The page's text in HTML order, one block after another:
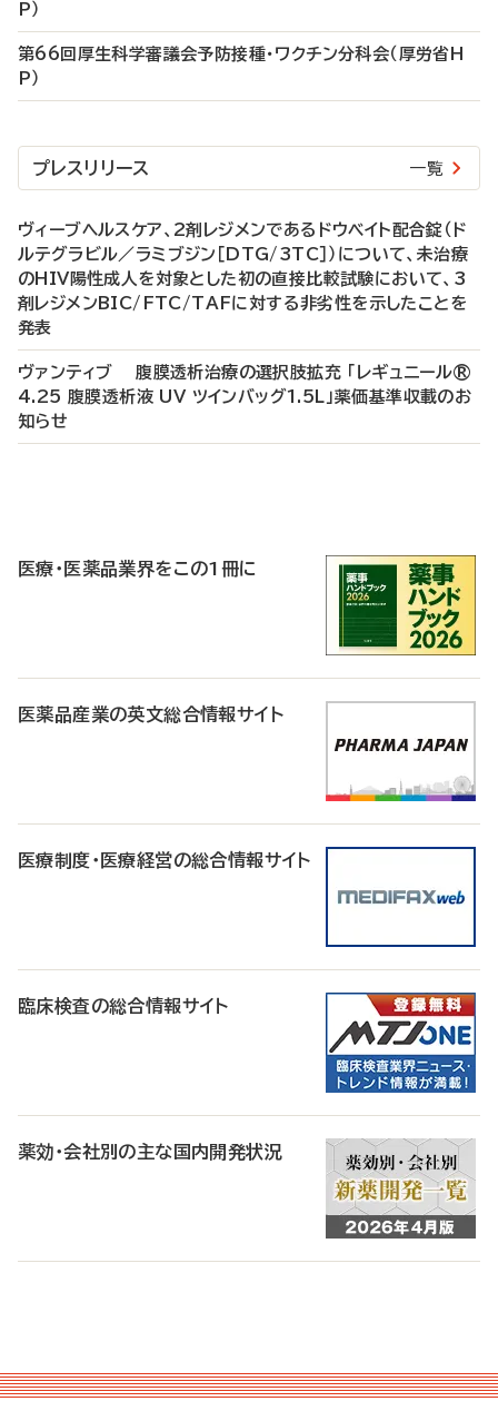
P）
第66回厚生科学審議会予防接種・ワクチン分科会（厚労省H
P）
プレスリリース 一覧
ヴィーブヘルスケア、2剤レジメンであるドウベイト配合錠（ド
ルテグラビル／ラミブジン［DTG/3TC］）について、未治療
のHIV陽性成人を対象とした初の直接比較試験において、3
剤レジメンBIC/FTC/TAFに対する非劣性を示したことを
発表
ヴァンティブ 腹膜透析治療の選択肢拡充 「レギュニール®
4.25 腹膜透析液 UV ツインバッグ1.5L」薬価基準収載のお
知らせ
医療・医薬品業界をこの1冊に
医薬品産業の英文総合情報サイト
医療制度・医療経営の総合情報サイト
臨床検査の総合情報サイト
薬効・会社別の主な国内開発状況